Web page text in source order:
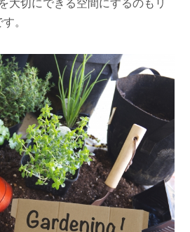
大切にできる空間にするのもリ
。